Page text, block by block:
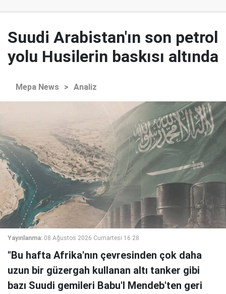
Suudi Arabistan'ın son petrol
yolu Husilerin baskısı altında
Mepa News > Analiz
Yayınlanma: 08 Ağustos 2026 Cumartesi 16:28
"Bu hafta Afrika'nın çevresinden çok daha
uzun bir güzergah kullanan altı tanker gibi
bazı Suudi gemileri Babu'l Mendeb'ten geri